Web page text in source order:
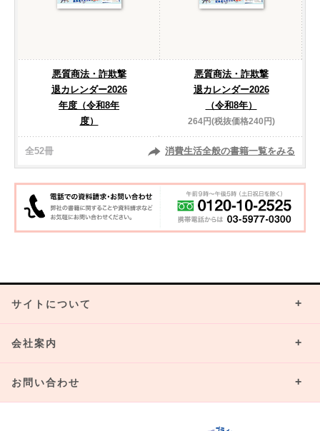
悪質商法・詐欺撃
退カレンダー2026
年度（令和8年
度）
悪質商法・詐欺撃
退カレンダー2026
（令和8年）
264円(税抜価格240円)
全52冊 消費生活全般の書籍一覧をみる
サイトについて
会社案内
お問い合わせ